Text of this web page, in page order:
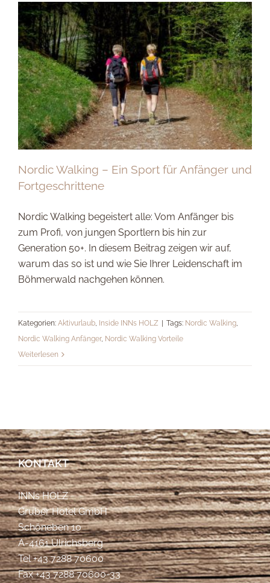
Nordic Walking – Ein Sport für Anfänger und
Fortgeschrittene
Nordic Walking begeistert alle: Vom Anfänger bis
zum Profi, von jungen Sportlern bis hin zur
Generation 50+. In diesem Beitrag zeigen wir auf,
warum das so ist und wie Sie Ihrer Leidenschaft im
Böhmerwald nachgehen können.
Kategorien: Aktivurlaub, Inside INNs HOLZ Tags: Nordic Walking,
Nordic Walking Anfänger, Nordic Walking Vorteile
Weiterlesen
KONTAKT
INNs HOLZ
Gruber Hotel GmbH
Schöneben 10
A-4161 Ulrichsberg
Tel+43 7288 70600
Fax +43 7288 70600-33